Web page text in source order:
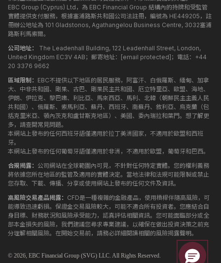
EBC Group (Cyprus) Ltd，為 EBC Financial Group 結構內的持牌和受監管
實體提供支付服務，根據塞浦路斯共和國公司法註冊，編號為 HE449205，註
冊辦公地址為 101 Gladstonos, Agathangelou Business Centre, 3032塞浦
路斯利馬索爾。
公司地址： The Leadenhall Building, 122 Leadenhall Street, London,
United Kingdom EC3V 4AB；郵寄地址：
[email protected] ；電話：+44
20 3376 9662
區域限制： EBC不提供以下地區的居民服務，阿富汗、白俄羅斯、緬甸、加拿
大、中非共和國、剛果、古巴、剛果民主共和國、厄立特里亞、歐盟、海地、
伊朗、伊拉克、黎巴嫩、利比亞、馬來西亞、馬利、北韓（朝鮮民主主義人民
共和國）、俄羅斯、索馬利亞、蘇丹、西班牙、南蘇丹、敘利亞、烏克蘭（包
括克里米亞、頓內茨克和盧甘斯克地區）、美國、委內瑞拉和葉門。想了解更
多，請查閱常見問題。
本網站上發布的任何西班牙語僅適用於拉丁美洲國家，不適用於歐盟和西班
牙。
本網站上發布的任何葡萄牙語僅適用於非洲，不適用於歐盟，葡萄牙和巴西。
合規揭露： 公司網站在全球範圍內可見，不針對任何特定實體。您的權利義務
將依據您所在地區的監管及適用的實體決定。當地法律和法規可能限製或禁止
您存取、下載、傳播、分享或使用網站上發布的任何文件及資訊。
高風險交易產品揭露： CFD是一種複雜的金融產品，使用槓桿伴隨高風險，可
能導致迅速虧損。保證金交易風險較大，可能不適合所有投資者。您應結合自
身目標、財務狀況和風險承受能力，認真評估相關資訊。您可能面臨部分或全
部本金損失的風險，我們建議您尋求專業建議，以確保在做出投資決策之前充
分理解相關風險。在開始交易前，請務必詳細閱讀相關的風險揭露聲明。
© 2026, EBC Financial Group (SVG) LLC. All Rights Reserved.